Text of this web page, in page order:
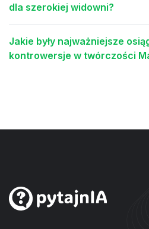
dla szerokiej widowni?
Jakie były najważniejsze
kontrowersje w twórczości